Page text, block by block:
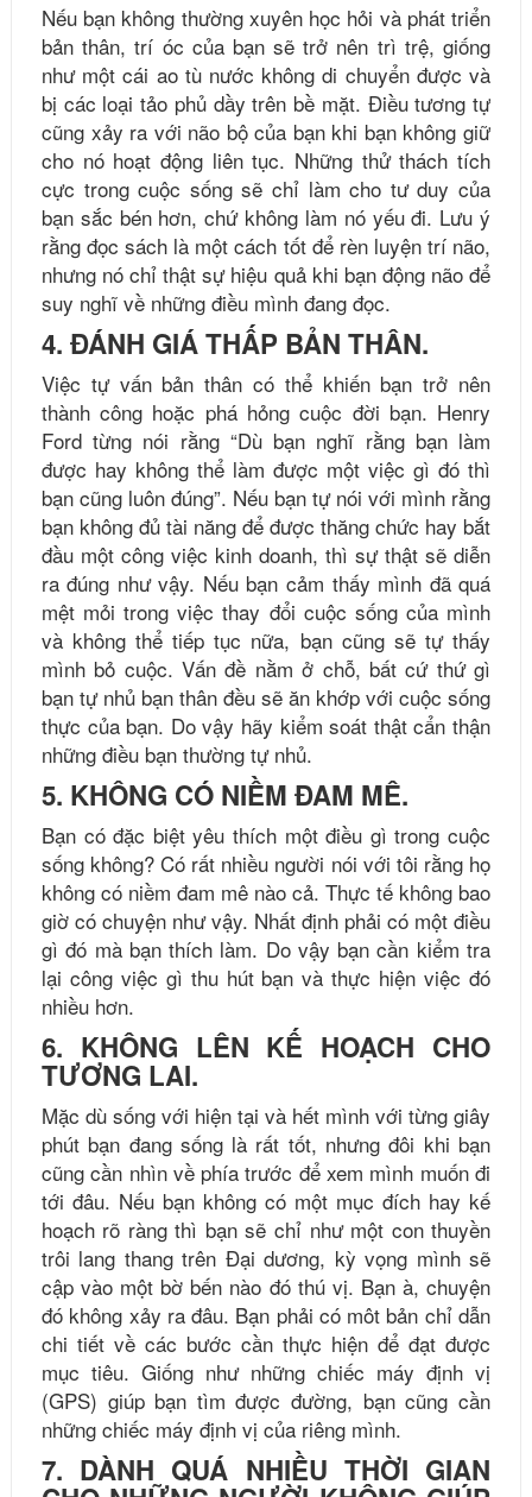
Nếu bạn không thường xuyên học hỏi và phát triển
bản thân, trí óc của bạn sẽ trở nên trì trệ, giống
như một cái ao tù nước không di chuyển được và
bị các loại tảo phủ dầy trên bề mặt. Điều tương tự
cũng xảy ra với não bộ của bạn khi bạn không giữ
cho nó hoạt động liên tục. Những thử thách tích
cực trong cuộc sống sẽ chỉ làm cho tư duy của
bạn sắc bén hơn, chứ không làm nó yếu đi. Lưu ý
rằng đọc sách là một cách tốt để rèn luyện trí não,
nhưng nó chỉ thật sự hiệu quả khi bạn động não để
suy nghĩ về những điều mình đang đọc.
4. ĐÁNH GIÁ THẤP BẢN THÂN.
Việc tự vấn bản thân có thể khiến bạn trở nên
thành công hoặc phá hỏng cuộc đời bạn. Henry
Ford từng nói rằng “Dù bạn nghĩ rằng bạn làm
được hay không thể làm được một việc gì đó thì
bạn cũng luôn đúng”. Nếu bạn tự nói với mình rằng
bạn không đủ tài năng để được thăng chức hay bắt
đầu một công việc kinh doanh, thì sự thật sẽ diễn
ra đúng như vậy. Nếu bạn cảm thấy mình đã quá
mệt mỏi trong việc thay đổi cuộc sống của mình
và không thể tiếp tục nữa, bạn cũng sẽ tự thấy
mình bỏ cuộc. Vấn đề nằm ở chỗ, bất cứ thứ gì
bạn tự nhủ bạn thân đều sẽ ăn khớp với cuộc sống
thực của bạn. Do vậy hãy kiểm soát thật cẩn thận
những điều bạn thường tự nhủ.
5. KHÔNG CÓ NIỀM ĐAM MÊ.
Bạn có đặc biệt yêu thích một điều gì trong cuộc
sống không? Có rất nhiều người nói với tôi rằng họ
không có niềm đam mê nào cả. Thực tế không bao
giờ có chuyện như vậy. Nhất định phải có một điều
gì đó mà bạn thích làm. Do vậy bạn cần kiểm tra
lại công việc gì thu hút bạn và thực hiện việc đó
nhiều hơn.
6. KHÔNG LÊN KẾ HOẠCH CHO
TƯƠNG LAI.
Mặc dù sống với hiện tại và hết mình với từng giây
phút bạn đang sống là rất tốt, nhưng đôi khi bạn
cũng cần nhìn về phía trước để xem mình muốn đi
tới đâu. Nếu bạn không có một mục đích hay kế
hoạch rõ ràng thì bạn sẽ chỉ như một con thuyền
trôi lang thang trên Đại dương, kỳ vọng mình sẽ
cập vào một bờ bến nào đó thú vị. Bạn à, chuyện
đó không xảy ra đâu. Bạn phải có môt bản chỉ dẫn
chi tiết về các bước cần thực hiện để đạt được
mục tiêu. Giống như những chiếc máy định vị
(GPS) giúp bạn tìm được đường, bạn cũng cần
những chiếc máy định vị của riêng mình.
7. DÀNH QUÁ NHIỀU THỜI GIAN